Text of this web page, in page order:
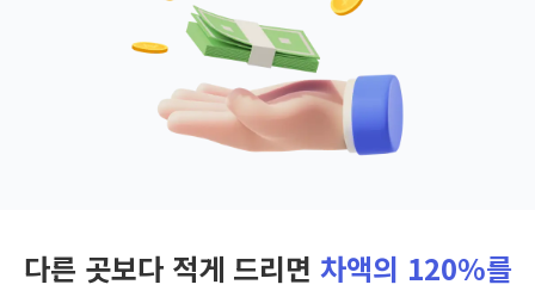
다른 곳보다 적게 드리면 차액의 120%를